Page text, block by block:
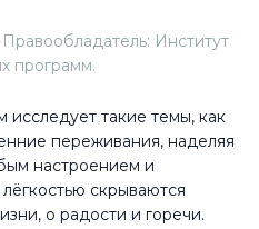
в творчестве?
ничего не должен.
и ограничивают.
мышца в спазме?
пересиливать себя?